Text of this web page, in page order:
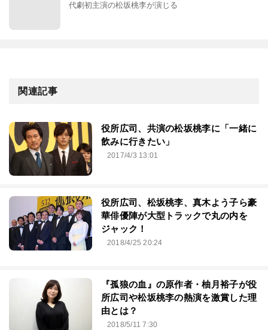
代劇初主演の松坂桃李が演じる
関連記事
役所広司、共演の松坂桃李に「一緒に
飲みに行きたい」
2017/4/3 13:01
役所広司、松坂桃李、真木よう子ら豪
華俳優陣が大型トラックで丸の内を
ジャック！
2018/4/25 20:24
『孤狼の血』の原作者・柚月裕子が役
所広司や松坂桃李の熱演を激賞した理
由とは？
2018/5/11 7:30